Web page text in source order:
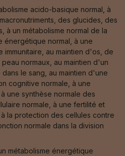
acido-basique normal, à
des glucides, des
à un métabolisme normal de la
énergétique normal, à une
immunitaire, au maintien d'os, de
normaux, au maintien d'un
le sang, au maintien d'une
cognitive normale, à une
une synthèse normale des
normale, à une fertilité et
la protection des cellules contre
normale dans la division
métabolisme énergétique